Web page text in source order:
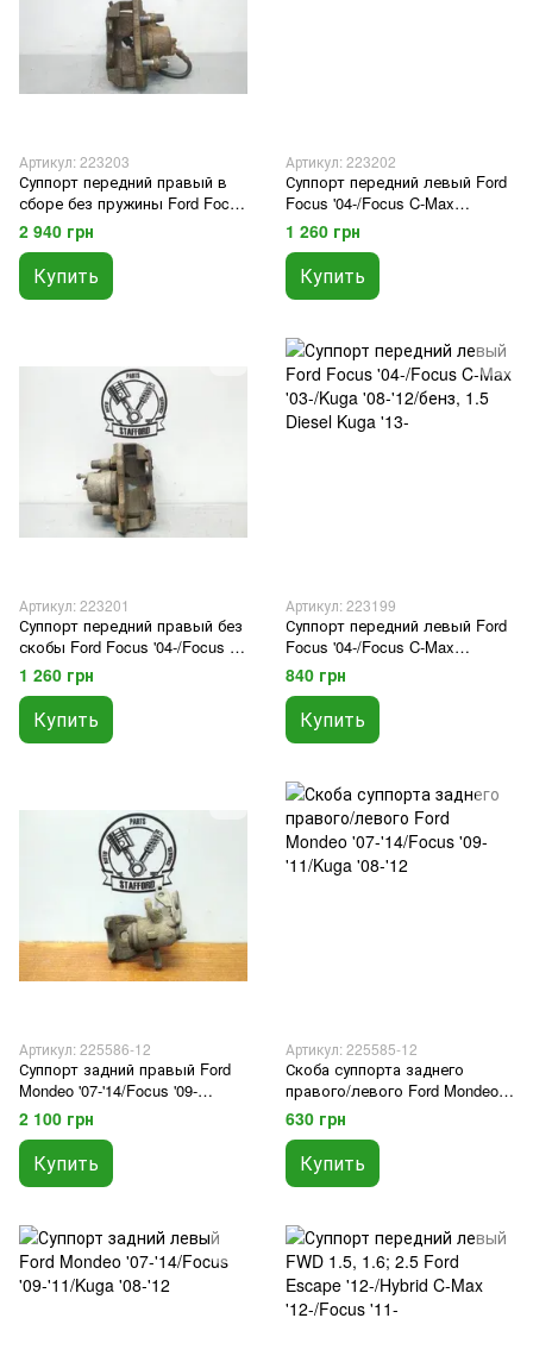
Артикул: 223203
Суппорт передний правый в
сборе без пружины Ford Focus
'04-/Focus C-Max '03-/Kuga '08-
'12/бенз, 1.5 Diesel Kuga '13
2 940 грн
Купить
Артикул: 223202
Суппорт передний левый Ford
Focus '04-/Focus C-Max
'03-/Kuga '08-'12/бенз, 1.5 Diesel
Kuga '13-
1 260 грн
Купить
Артикул: 223201
Суппорт передний правый без
скобы Ford Focus '04-/Focus C-
Max '03-/Kuga '08-'12/бенз, 1.5
Diesel Kuga '13-
1 260 грн
Купить
Артикул: 223199
Суппорт передний левый Ford
Focus '04-/Focus C-Max
'03-/Kuga '08-'12/бенз, 1.5 Diesel
Kuga '13-
840 грн
Купить
Артикул: 225586-12
Суппорт задний правый Ford
Mondeo '07-'14/Focus '09-
'11/Kuga '08-'12
2 100 грн
Купить
Артикул: 225585-12
Скоба суппорта заднего
правого/левого Ford Mondeo
'07-'14/Focus '09-'11/Kuga '08-'12
630 грн
Купить